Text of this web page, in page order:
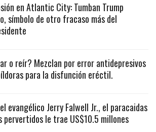
en Atlantic City: Tumban Trump
símbolo de otro fracaso más del
o reír? Mezclan por error antidepresivos
para la disfunción eréctil.
evangélico Jerry Falwell Jr., el paracaidas
pervertidos le trae US$10.5 millones